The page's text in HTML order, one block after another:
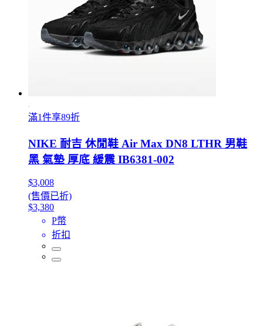
滿1件享89折
NIKE 耐吉 休閒鞋 Air Max DN8 LTHR 男鞋
黑 氣墊 厚底 緩震 IB6381-002
$3,008
(售價已折)
$3,380
P幣
折扣